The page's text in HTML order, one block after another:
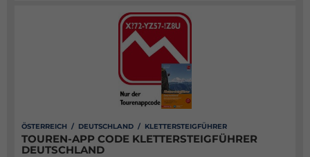
ÖSTERREICH / DEUTSCHLAND / KLETTERSTEIGFÜHRER
TOUREN-APP CODE KLETTERSTEIGFÜHRER
DEUTSCHLAND